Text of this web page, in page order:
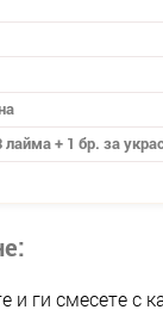
лайма + 1 бр. за
и ги смесете с